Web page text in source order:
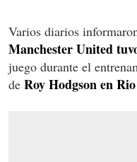
Varios diarios
Manchester United
juego durante el
de Roy Hodgson en